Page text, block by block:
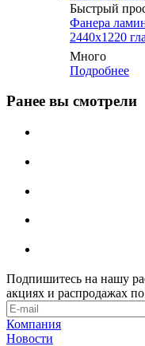
Быстрый
Фанера
2440х1220
Много
Подробнее
Ранее вы смотрели
Подпишитесь на нашу
акциях и распродажах
Компания
Новости